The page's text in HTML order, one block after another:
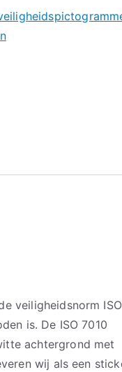
veiligheidsnorm ISO
is. De ISO 7010
achtergrond met
wij als een